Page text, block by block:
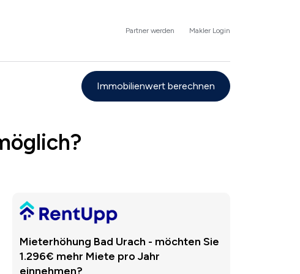
Partner werden Makler Login
Immobilienwert berechnen
Mieterhöhung Bad Urach - möchten Sie
1.296€ mehr Miete pro Jahr
einnehmen?